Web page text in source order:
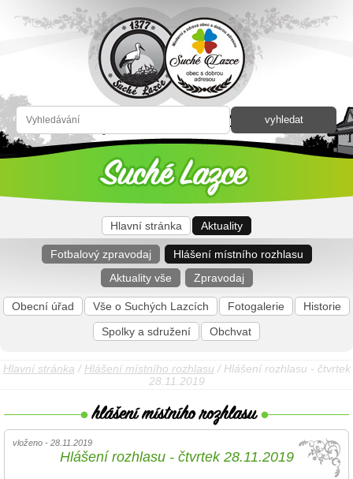
Hlavní stránka Aktuality
Fotbalový zpravodaj
Hlášení místního rozhlasu
Aktuality vše
Zpravodaj
Obecní úřad Vše o Suchých Lazcích Fotogalerie
Historie
Spolky a sdružení
Obchvat
Hlavní stránka / Hlášení místního rozhlasu / Hlášení rozhlasu - čtvrtek
28.11.2019
vloženo - 28.11.2019
Hlášení rozhlasu - čtvrtek 28.11.2019